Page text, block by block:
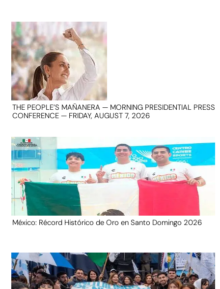
THE PEOPLE’S MAÑANERA — MORNING PRESIDENTIAL PRESS
CONFERENCE — FRIDAY, AUGUST 7, 2026
México: Récord Histórico de Oro en Santo Domingo 2026